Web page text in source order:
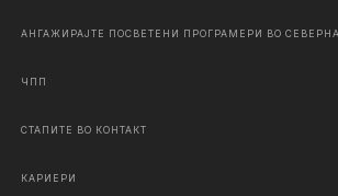
АНГАЖИРАЈТЕ ПОСВЕТЕНИ ПРОГРАМЕРИ ВО
ЧПП
СТАПИТЕ ВО КОНТАКТ
КАРИЕРИ